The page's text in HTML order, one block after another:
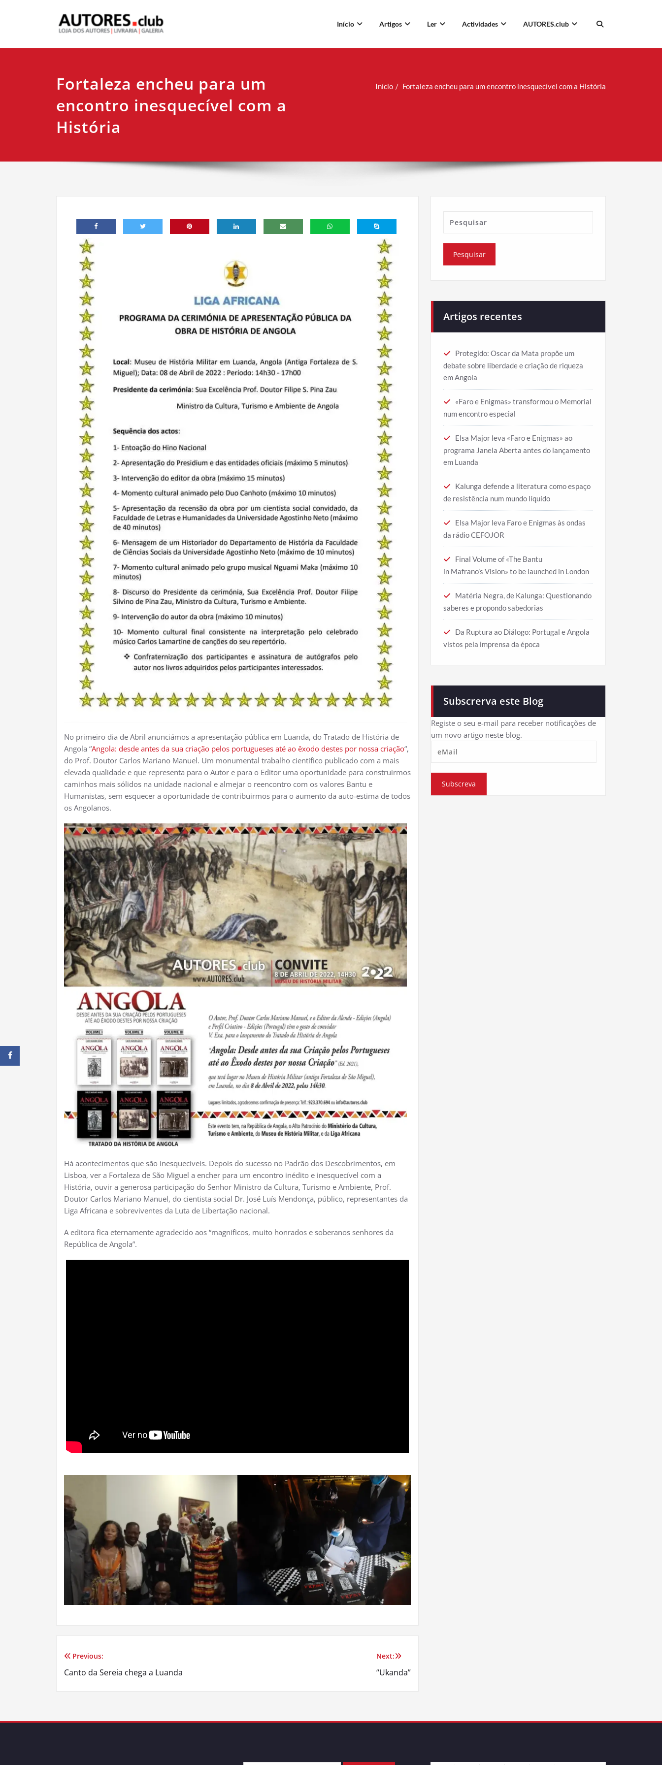
Início Artigos Ler Actividades AUTORES.club
Fortaleza encheu para um
encontro inesquecível com a
História
Início Fortaleza encheu para um encontro inesquecível com a História
No primeiro dia de Abril anunciámos a apresentação pública em Luanda, do Tratado de História de
Angola “Angola: desde antes da sua criação pelos portugueses até ao êxodo destes por nossa criação“,
do Prof. Doutor Carlos Mariano Manuel. Um monumental trabalho científico publicado com a mais
elevada qualidade e que representa para o Autor e para o Editor uma oportunidade para construirmos
caminhos mais sólidos na unidade nacional e almejar o reencontro com os valores Bantu e
Humanistas, sem esquecer a oportunidade de contribuirmos para o aumento da auto-estima de todos
os Angolanos.
Há acontecimentos que são inesquecíveis. Depois do sucesso no Padrão dos Descobrimentos, em
Lisboa, ver a Fortaleza de São Miguel a encher para um encontro inédito e inesquecível com a
História, ouvir a generosa participação do Senhor Ministro da Cultura, Turismo e Ambiente, Prof.
Doutor Carlos Mariano Manuel, do cientista social Dr. José Luís Mendonça, público, representantes da
Liga Africana e sobreviventes da Luta de Libertação nacional.
A editora fica eternamente agradecido aos “magníficos, muito honrados e soberanos senhores da
República de Angola”.
Navegação
Previous:
Canto da Sereia chega a Luanda
Next:
“Ukanda”
Artigos recentes
Protegido: Oscar da Mata propõe um
debate sobre liberdade e criação de riqueza
em Angola
«Faro e Enigmas» transformou o Memorial
num encontro especial
Elsa Major leva «Faro e Enigmas» ao
programa Janela Aberta antes do lançamento
em Luanda
Kalunga defende a literatura como espaço
de resistência num mundo líquido
Elsa Major leva Faro e Enigmas às ondas
da rádio CEFOJOR
Final Volume of «The Bantu
in Mafrano’s Vision» to be launched in London
Matéria Negra, de Kalunga: Questionando
saberes e propondo sabedorias
Da Ruptura ao Diálogo: Portugal e Angola
vistos pela imprensa da época
Subscrerva este Blog
Registe o seu e-mail para receber notificações de
um novo artigo neste blog.
Subscreva